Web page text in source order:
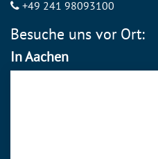
Besuche uns vor Ort:
In Aachen
+49 241 98093100